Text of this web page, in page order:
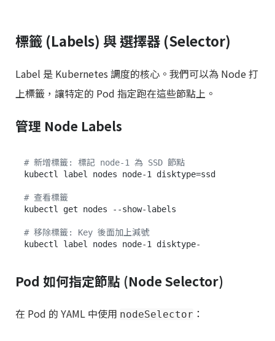
標籤 (Labels) 與 選擇器 (Selector)
Label 是 Kubernetes 調度的核心。我們可以為 Node 打
上標籤，讓特定的 Pod 指定跑在這些節點上。
管理 Node Labels
# 新增標籤: 標記 node-1 為 SSD 節點
kubectl label nodes node-1 disktype=ssd
# 查看標籤
kubectl get nodes --show-labels
# 移除標籤: Key 後面加上減號
Pod 如何指定節點 (Node Selector)
在 Pod 的 YAML 中使用 nodeSelector ：